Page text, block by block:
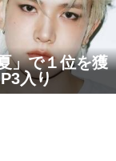
」で１位を獲
入り